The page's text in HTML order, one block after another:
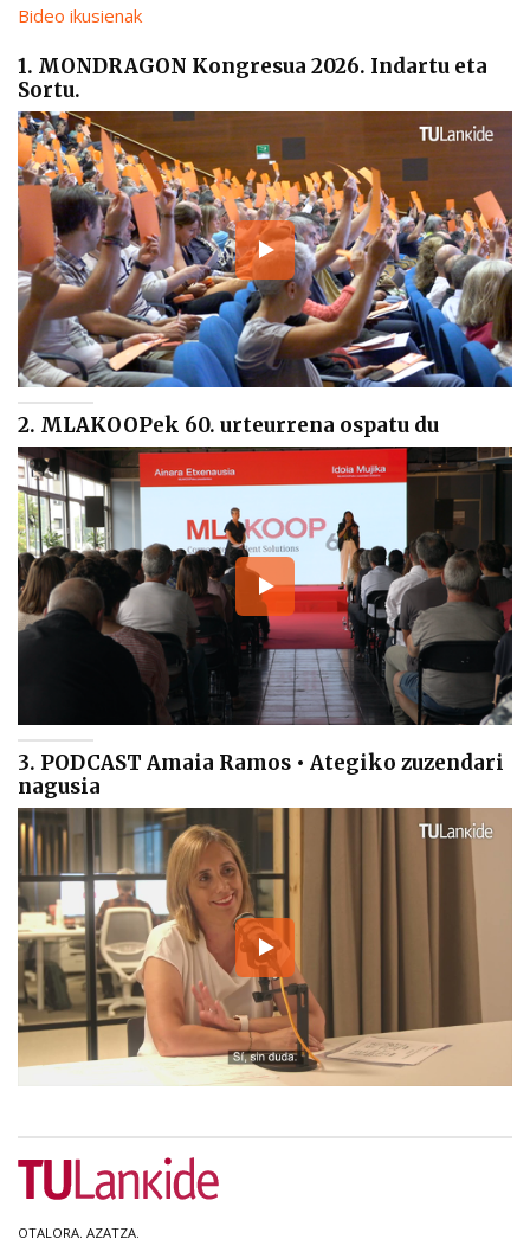
Bideo ikusienak
1. MONDRAGON Kongresua 2026. Indartu eta
Sortu.
2. MLAKOOPek 60. urteurrena ospatu du
3. PODCAST Amaia Ramos • Ategiko zuzendari
nagusia
OTALORA. AZATZA.